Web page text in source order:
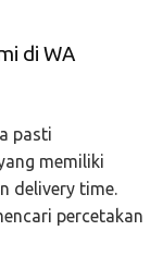
di WA
pasti
memiliki
delivery time.
percetakan